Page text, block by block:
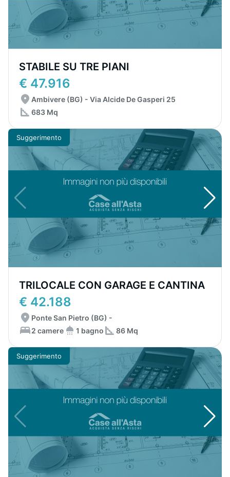
STABILE SU TRE PIANI
€ 47.916
Ambivere (BG) - Via Alcide De Gasperi 25
683 Mq
Suggerimento
TRILOCALE CON GARAGE E CANTINA
€ 42.188
Ponte San Pietro (BG) -
2 camere
1 bagno 86 Mq
Suggerimento